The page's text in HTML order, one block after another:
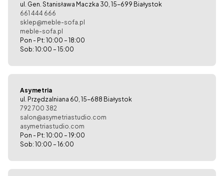
ul. Gen. Stanisława Maczka 30, 15-699 Białystok
661 444 666
sklep@meble-sofa.pl
meble-sofa.pl
Pon - Pt: 10:00 – 18:00
Sob: 10:00 – 15:00
Asymetria
ul. Przędzalniana 60, 15-688 Białystok
792 700 382
salon@asymetriastudio.com
asymetriastudio.com
Pon - Pt: 10:00 – 19:00
Sob: 10:00 – 16:00